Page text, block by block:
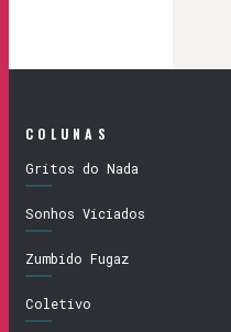
COLUNAS
Gritos do Nada
Sonhos Viciados
Zumbido Fugaz
Coletivo